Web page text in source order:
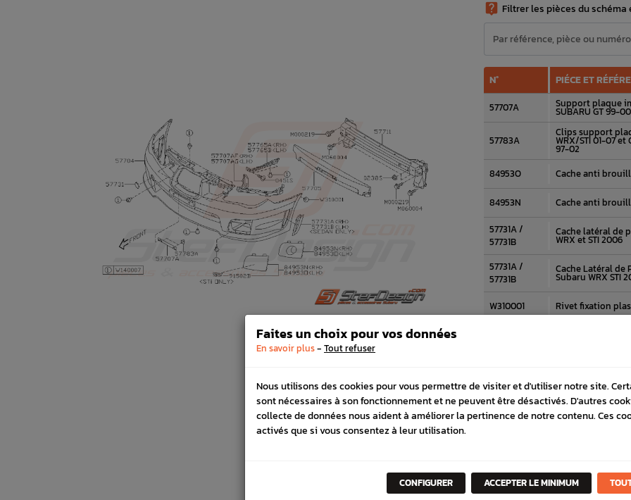
 Filtrer les pièces du
N° PIÉCE ET
57707A Support plaque
SUBARU GT 99-
57783A
Clips support
WRX/STI 01-07
97-02
84953O Cache anti
84953N Cache anti
57731A /
57731B
Cache latéral de
WRX et STI 2006
57731A /
57731B
Cache Latéral de
Subaru WRX STI
W310001 Rivet fixation
Vis Subaru GT
0238S Écrou Subaru GT
57711 Renfort central
57765A /
57765B
Glissière latérale
06-07
Faites un choix pour vos données
En savoir plus- Tout refuser
Nous utilisons des cookies pour vous permettre de visiter et d'utiliser notre site.
sont nécessaires à son fonctionnement et ne peuvent être désactivés. D'autres
collecte de données nous aident à améliorer la pertinence de notre contenu. Ces
activés que si vous consentez à leur utilisation.
CONFIGURER ACCEPTER LE MINIMUM